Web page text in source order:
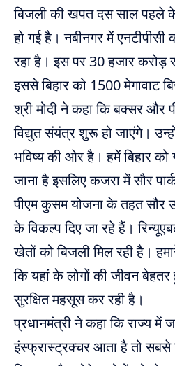
बिजली की खपत दस साल पहले
हो गई है। नबीनगर में एनटीपीसी
रहा है। इस पर 30 हजार करोड़
इससे बिहार को 1500 मेगावाट
श्री मोदी ने कहा कि बक्सर और
विद्युत संयंत्र शुरू हो जाएंगे।
भविष्य की ओर है। हमें बिहार
जाना है इसलिए कजरा में सौर
पीएम कुसम योजना के तहत सौर
के विकल्प दिए जा रहे हैं।
खेतों को बिजली मिल रही है।
कि यहां के लोगों की जीवन
सुरक्षित महसूस कर रही है।
प्रधानमंत्री ने कहा कि राज्य
इंस्फ्रास्ट्रक्चर आता है तो सबसे